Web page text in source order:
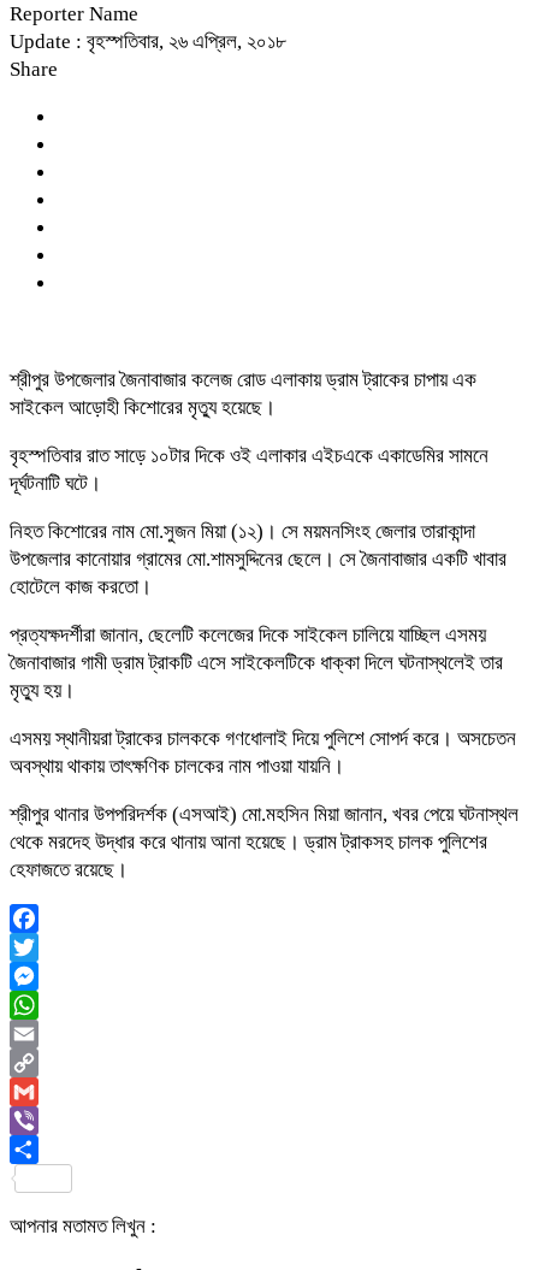
Reporter Name
Update : বৃহস্পতিবার, ২৬ এপ্রিল, ২০১৮
Share
শ্রীপুর উপজেলার জৈনাবাজার কলেজ রোড এলাকায় ড্রাম ট্রাকের চাপায় এক
সাইকেল আড়োহী কিশোরের মৃত্যু হয়েছে।
বৃহস্পতিবার রাত সাড়ে ১০টার দিকে ওই এলাকার এইচএকে একাডেমির সামনে
দূর্ঘটনাটি ঘটে।
নিহত কিশোরের নাম মো.সুজন মিয়া (১২)। সে ময়মনসিংহ জেলার তারাকান্দা
উপজেলার কানোয়ার গ্রামের মো.শামসুদ্দিনের ছেলে। সে জৈনাবাজার একটি খাবার
হোটেলে কাজ করতো।
প্রত্যক্ষদর্শীরা জানান, ছেলেটি কলেজের দিকে সাইকেল চালিয়ে যাচ্ছিল এসময়
জৈনাবাজার গামী ড্রাম ট্রাকটি এসে সাইকেলটিকে ধাক্কা দিলে ঘটনাস্থলেই তার
মৃত্যু হয়।
এসময় স্থানীয়রা ট্রাকের চালককে গণধোলাই দিয়ে পুলিশে সোপর্দ করে। অসচেতন
অবস্থায় থাকায় তাৎক্ষণিক চালকের নাম পাওয়া যায়নি।
শ্রীপুর থানার উপপরিদর্শক (এসআই) মো.মহসিন মিয়া জানান, খবর পেয়ে ঘটনাস্থল
থেকে মরদেহ উদ্ধার করে থানায় আনা হয়েছে। ড্রাম ট্রাকসহ চালক পুলিশের
হেফাজতে রয়েছে।
Facebook
Twitter
Messenger
WhatsApp
Email
Copy
Link
Gmail
Viber
আপনার মতামত লিখুন :